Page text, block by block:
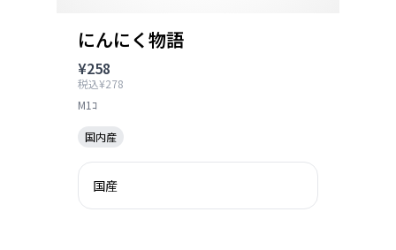
にんにく物語
¥258
税込¥278
M1ｺ
国内産
国産